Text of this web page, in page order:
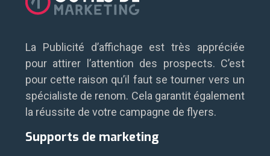
La Publicité d’affichage est très appréciée
pour attirer l’attention des prospects. C’est
pour cette raison qu’il faut se tourner vers un
spécialiste de renom. Cela garantit également
la réussite de votre campagne de flyers.
Supports de marketing